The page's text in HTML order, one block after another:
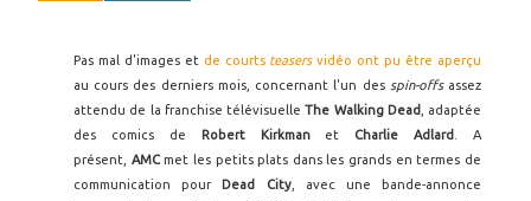
Pas mal d'images et de courts teasersvidéo ont pu être aperçu
au cours des derniers mois, concernant l'un des spin-offs assez
attendu de la franchise télévisuelleThe Walking Dead
, adaptée
des comics de
Robert Kirkman et Charlie Adlard
. A
présent, AMCmet les petits plats dans les grands en termes de
communication pour Dead City, avec une bande-annonce